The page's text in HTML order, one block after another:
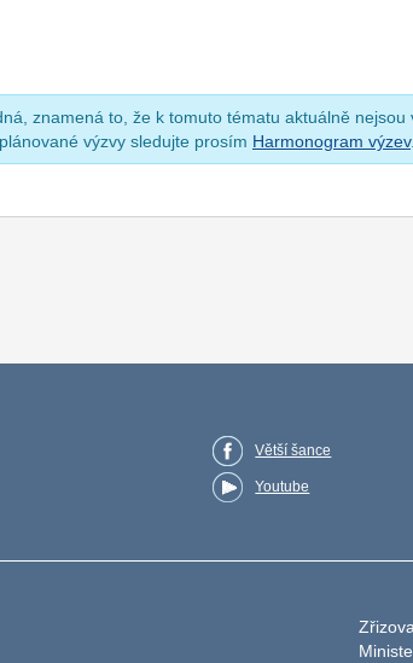
znamená to, že k tomuto tématu aktuálně nejsou
výzvy sledujte prosím Harmonogram výzev.
Větší šance
Youtube